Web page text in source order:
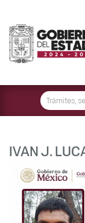
IVAN J.